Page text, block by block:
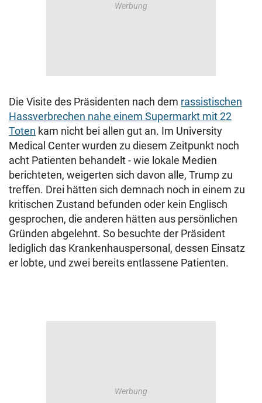
Die Visite des Präsidenten nach dem rassistischen
Hassverbrechen nahe einem Supermarkt mit 22
Toten kam nicht bei allen gut an. Im University
Medical Center wurden zu diesem Zeitpunkt noch
acht Patienten behandelt - wie lokale Medien
berichteten, weigerten sich davon alle, Trump zu
treffen. Drei hätten sich demnach noch in einem zu
kritischen Zustand befunden oder kein Englisch
gesprochen, die anderen hätten aus persönlichen
Gründen abgelehnt. So besuchte der Präsident
lediglich das Krankenhauspersonal, dessen Einsatz
er lobte, und zwei bereits entlassene Patienten.